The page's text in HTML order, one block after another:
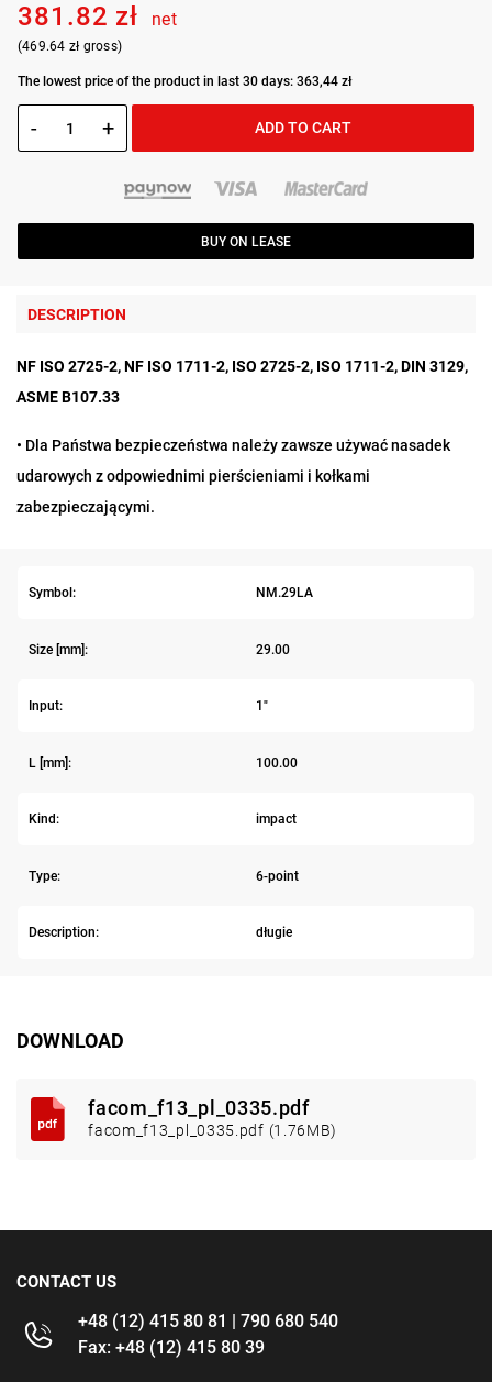
381.82 zł net
(469.64 zł gross)
The lowest price of the product in last 30 days: 363,44 zł
- + ADD TO CART
BUY ON LEASE
DESCRIPTION
NF ISO 2725-2, NF ISO 1711-2, ISO 2725-2, ISO 1711-2, DIN 3129,
ASME B107.33
• Dla Państwa bezpieczeństwa należy zawsze używać nasadek
udarowych z odpowiednimi pierścieniami i kołkami
zabezpieczającymi.
Symbol: NM.29LA
Size [mm]: 29.00
Input: 1"
L [mm]: 100.00
Kind: impact
Type: 6-point
Description: długie
DOWNLOAD
facom_f13_pl_0335.pdf
facom_f13_pl_0335.pdf (1.76MB)
CONTACT US
+48 (12) 415 80 81 | 790 680 540
Fax: +48 (12) 415 80 39